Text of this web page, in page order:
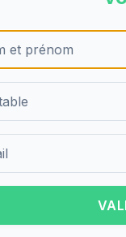
6.10€/jour
d'inscription pour